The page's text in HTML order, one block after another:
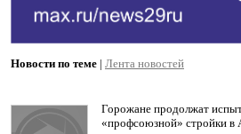
Новости по теме | Лента новостей
Горожане продолжат
«профсоюзной» стройки в